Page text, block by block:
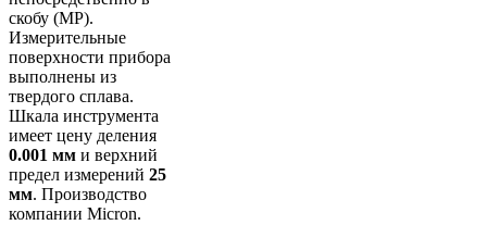
скобу (МР).
Измерительные
поверхности прибора
выполнены из
твердого сплава.
Шкала инструмента
имеет цену деления
0.001 мм и верхний
предел измерений 25
мм. Производство
компании Micron.